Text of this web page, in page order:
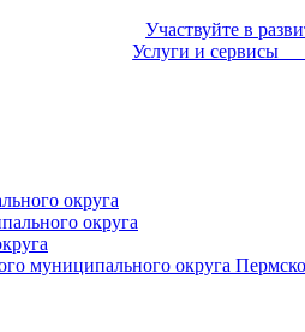
Участвуйте в
Услуги и
округа
округа
муниципального округа